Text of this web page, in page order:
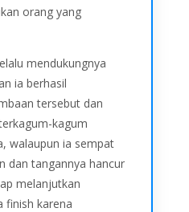
orang yang
mendukungnya
ia berhasil
tersebut dan
kagum
walaupun ia sempat
dan tangannya hancur
melanjutkan
finish karena